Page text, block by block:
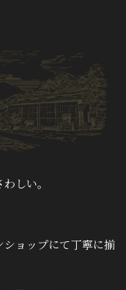
しい。
ョップにて丁寧に揃